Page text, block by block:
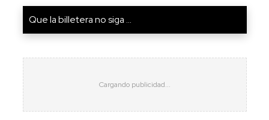
Que la billetera no siga ...